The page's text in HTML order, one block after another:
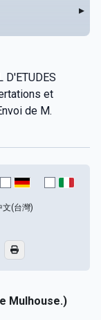
▸
D'ETUDES
et
de M.
文(台灣)
Mulhouse.)